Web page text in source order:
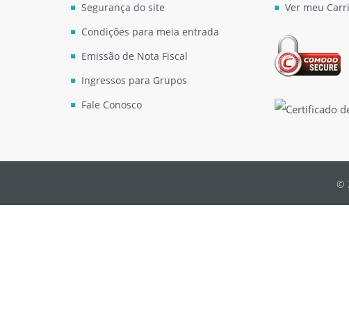
Segurança do site
Condições para meia entrada
Emissão de Nota Fiscal
Ingressos para Grupos
Fale Conosco
Ver meu
©